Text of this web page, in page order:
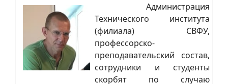
Администрация
Технического института
(филиала) СВФУ,
профессорско-
преподавательский состав,
сотрудники и студенты
скорбят по случаю